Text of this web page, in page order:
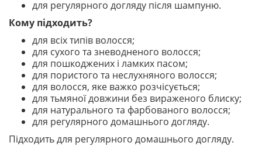
для регулярного догляду після шампуню.
Кому підходить?
для всіх типів волосся;
для сухого та зневодненого волосся;
для пошкоджених і ламких пасом;
для пористого та неслухняного волосся;
для волосся, яке важко розчісується;
для тьмяної довжини без вираженого блиску;
для натурального та фарбованого волосся;
для регулярного домашнього догляду.
Підходить для регулярного домашнього догляду.